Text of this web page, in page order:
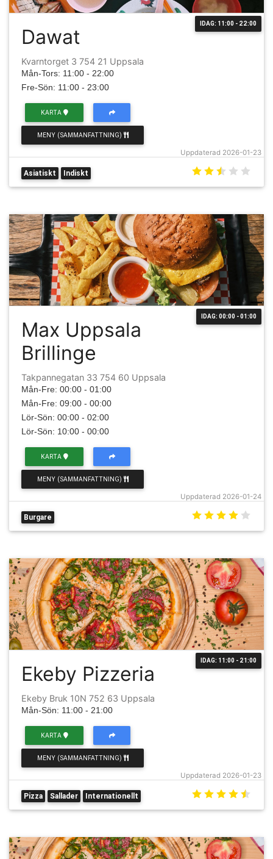
IDAG: 11:00 - 22:00
Dawat
Kvarntorget 3 754 21 Uppsala
Mån-Tors: 11:00 - 22:00
Fre-Sön: 11:00 - 23:00
Uppdaterad 2026-01-23
KARTA
MENY (SAMMANFATTNING)
Asiatiskt Indiskt
IDAG: 00:00 - 01:00
Max Uppsala
Brillinge
Takpannegatan 33 754 60 Uppsala
Mån-Fre: 00:00 - 01:00
Mån-Fre: 09:00 - 00:00
Lör-Sön: 00:00 - 02:00
Lör-Sön: 10:00 - 00:00
Uppdaterad 2026-01-24
KARTA
MENY (SAMMANFATTNING)
Burgare
IDAG: 11:00 - 21:00
Ekeby Pizzeria
Ekeby Bruk 10N 752 63 Uppsala
Mån-Sön: 11:00 - 21:00
Uppdaterad 2026-01-23
KARTA
MENY (SAMMANFATTNING)
Pizza Sallader Internationellt